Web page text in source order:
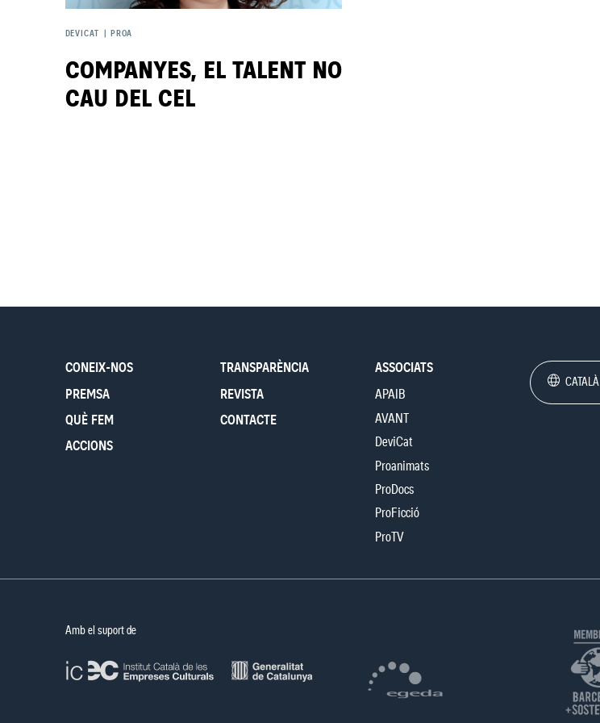
DEVICAT PROA
COMPANYES, EL TALENT NO
CAU DEL CEL
CONEIX-NOS
PREMSA
QUÈ FEM
ACCIONS
TRANSPARÈNCIA
REVISTA
CONTACTE
ASSOCIATS
APAIB
AVANT
DeviCat
Proanimats
ProDocs
ProFicció
ProTV
CATALÀ
Amb el suport de